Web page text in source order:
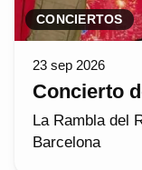
CONCIERTOS
23 sep 2026
Concierto
La Rambla del
Barcelona